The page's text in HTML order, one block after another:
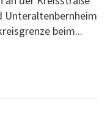
Unteraltenbernheim
beim...